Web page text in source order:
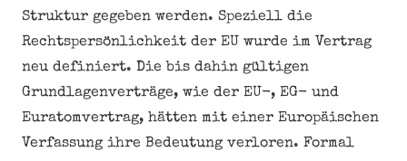
Struktur gegeben werden. Speziell die
Rechtspersönlichkeit der EU wurde im Vertrag
neu definiert. Die bis dahin gültigen
Grundlagenverträge, wie der EU-, EG- und
Euratomvertrag, hätten mit einer Europäischen
Verfassung ihre Bedeutung verloren. Formal